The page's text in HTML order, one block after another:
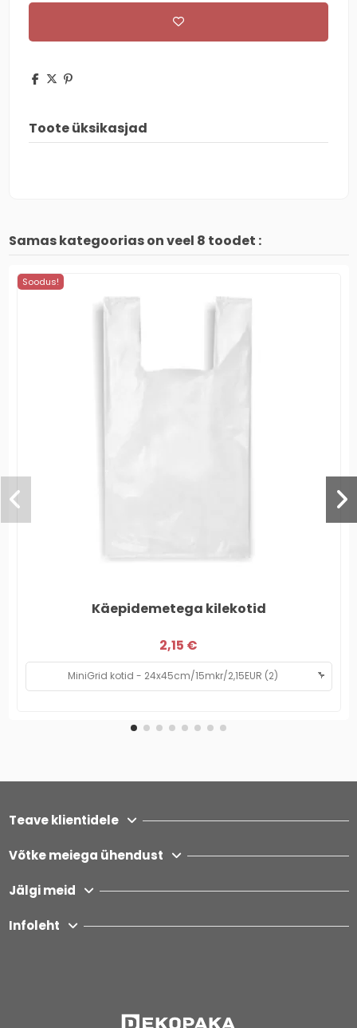
Toote üksikasjad
Samas kategoorias on veel 8 toodet :
Soodus!
Käepidemetega kilekotid
2,15 €
Teave klientidele
Võtke meiega ühendust
Jälgi meid
Infoleht